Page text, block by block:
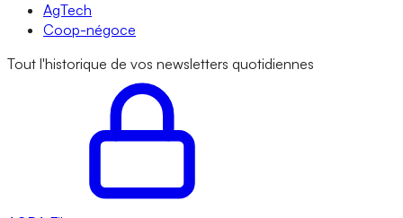
AgTech
Coop-négoce
Tout l'historique de vos newsletters quotidiennes